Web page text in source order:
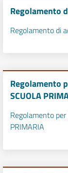
Regolamento
Regolamento di
Regolamento
SCUOLA
Regolamento
PRIMARIA